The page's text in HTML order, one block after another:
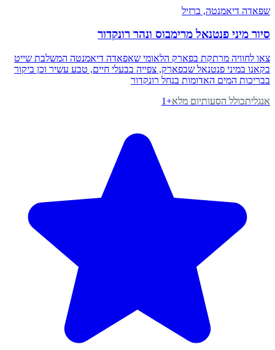
שפאדה דיאמנטה, ברזיל
סיור מיני פנטנאל מרימבוס ונהר רונקדור
צאו לחוויה מרתקת בפארק הלאומי שאפאדה דיאמנטה המשלבת שייט
בקאנו במיני פנטנאל שבפארק, צפייה בבעלי חיים, טבע עשיר וכן ביקור
בבריכות המים האדומות בנחל רונקדור
אנגליתכולל הסעותיום מלא+
1